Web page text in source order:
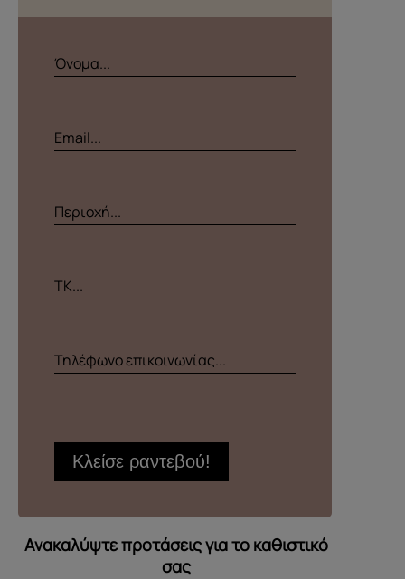
Όνομα...
Email...
Περιοχή...
ΤΚ...
Τηλέφωνο επικοινωνίας...
Ανακαλύψτε προτάσεις για το καθιστικό
σας